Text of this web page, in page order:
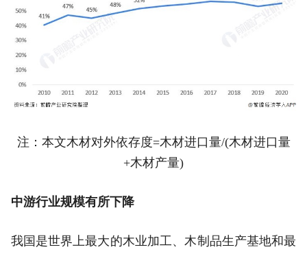
注：本文木材对外依存度=木材进口量/(木材进口量
+木材产量)
中游行业规模有所下降
我国是世界上最大的木业加工、木制品生产基地和最